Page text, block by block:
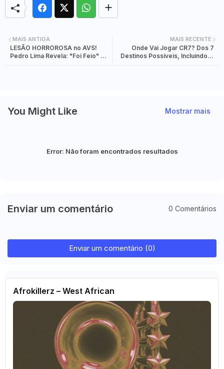
MAIS RECENTE
Onde Vai Jogar CR7? Dos 7
Destinos Possíveis, Incluindo O
MAIS ANTIGA
LESÃO HORROROSA no AVS!
Pedro Lima Revela: "Foi Feio" o
You Might Like Mostrar mais
Error: Não foram encontrados resultados
Enviar um comentário 0 Comentários
Enviar um comentário (0)
Afrokillerz – West African